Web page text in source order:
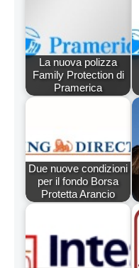
La nuova polizza
Family Protection di
Pramerica
Due nuove condizioni
per il fondo Borsa
Protetta Arancio